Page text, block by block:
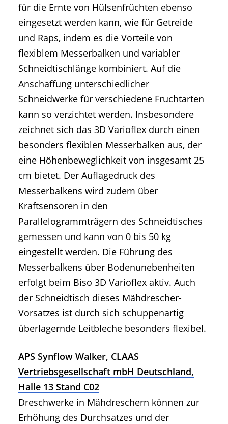
für die Ernte von Hülsenfrüchten ebenso
eingesetzt werden kann, wie für Getreide
und Raps, indem es die Vorteile von
flexiblem Messerbalken und variabler
Schneidtischlänge kombiniert. Auf die
Anschaffung unterschiedlicher
Schneidwerke für verschiedene Fruchtarten
kann so verzichtet werden. Insbesondere
zeichnet sich das 3D Varioflex durch einen
besonders flexiblen Messerbalken aus, der
eine Höhenbeweglichkeit von insgesamt 25
cm bietet. Der Auflagedruck des
Messerbalkens wird zudem über
Kraftsensoren in den
Parallelogrammträgern des Schneidtisches
gemessen und kann von 0 bis 50 kg
eingestellt werden. Die Führung des
Messerbalkens über Bodenunebenheiten
erfolgt beim Biso 3D Varioflex aktiv. Auch
der Schneidtisch dieses Mähdrescher-
Vorsatzes ist durch sich schuppenartig
überlagernde Leitbleche besonders flexibel.
APS Synflow Walker, CLAAS
Vertriebsgesellschaft mbH Deutschland,
Halle 13 Stand C02
Dreschwerke in Mähdreschern können zur
Erhöhung des Durchsatzes und der